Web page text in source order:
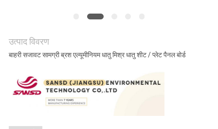
साइटमैप
POLICY
उत्पाद विवरण
बाहरी सजावट सामग्री ब्रश एल्यूमीनियम धातु मिश्र धातु शीट / प्लेट पैनल बोर्ड